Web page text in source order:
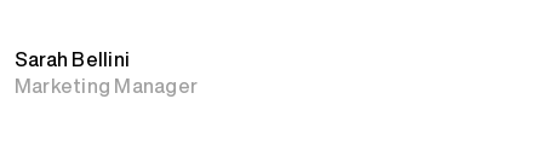
Sarah Bellini
Marketing Manager